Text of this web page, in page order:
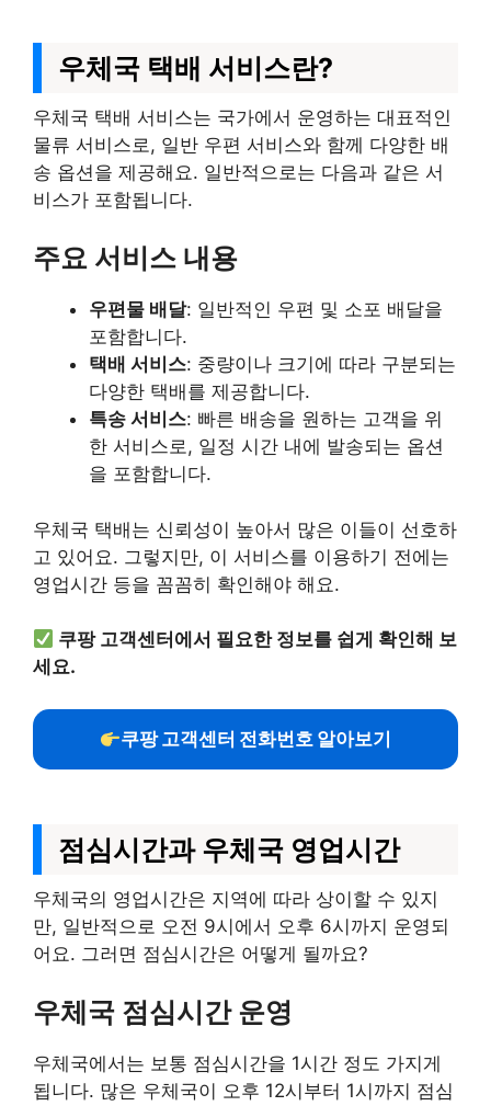
우체국 택배 서비스란?
우체국 택배 서비스는 국가에서 운영하는 대표적인
물류 서비스로, 일반 우편 서비스와 함께 다양한 배
송 옵션을 제공해요. 일반적으로는 다음과 같은 서
비스가 포함됩니다.
주요 서비스 내용
우편물 배달: 일반적인 우편 및 소포 배달을
포함합니다.
택배 서비스: 중량이나 크기에 따라 구분되는
다양한 택배를 제공합니다.
특송 서비스: 빠른 배송을 원하는 고객을 위
한 서비스로, 일정 시간 내에 발송되는 옵션
을 포함합니다.
우체국 택배는 신뢰성이 높아서 많은 이들이 선호하
고 있어요. 그렇지만, 이 서비스를 이용하기 전에는
영업시간 등을 꼼꼼히 확인해야 해요.
쿠팡 고객센터에서 필요한 정보를 쉽게 확인해 보
세요.
쿠팡 고객센터 전화번호 알아보기
점심시간과 우체국 영업시간
우체국의 영업시간은 지역에 따라 상이할 수 있지
만, 일반적으로 오전 9시에서 오후 6시까지 운영되
어요. 그러면 점심시간은 어떻게 될까요?
우체국 점심시간 운영
우체국에서는 보통 점심시간을 1시간 정도 가지게
됩니다. 많은 우체국이 오후 12시부터 1시까지 점심